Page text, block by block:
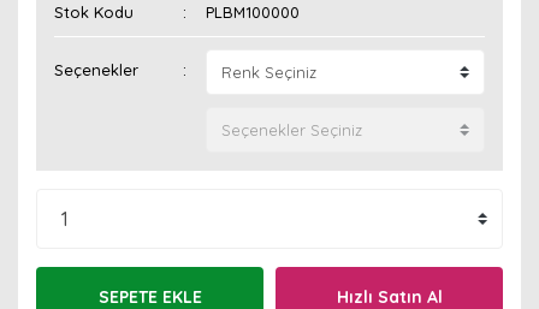
Stok Kodu PLBM100000
Seçenekler
SEPETE EKLE Hızlı Satın Al